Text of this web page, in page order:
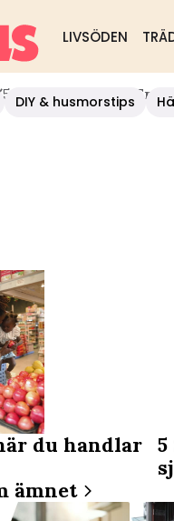
LIVSÖDEN
DIY & husmorstips
/5 Smarta Tips För En
du handlar
ämnet